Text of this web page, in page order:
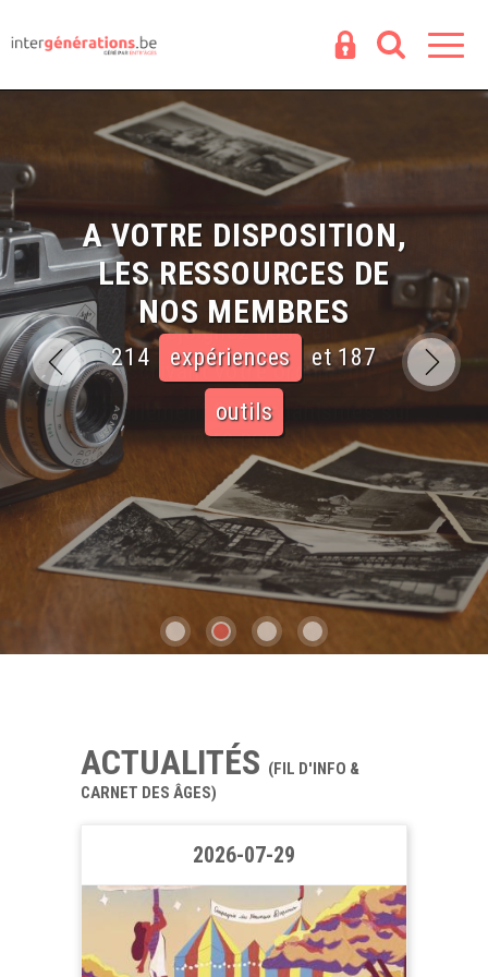
A VOTRE DISPOSITION,
LES RESSOURCES DE
NOS MEMBRES
214 expériences
et 187
outils
ACTUALITÉS (FIL D'INFO &
CARNET DES ÂGES)
2026-07-29